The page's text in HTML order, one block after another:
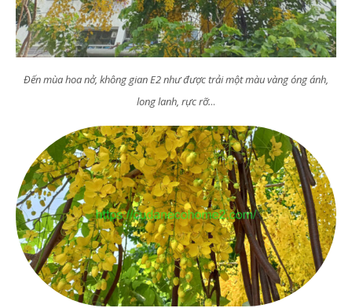
Đến mùa hoa nở, không gian E2 như được trải một màu vàng óng ánh,
long lanh, rực rỡ...